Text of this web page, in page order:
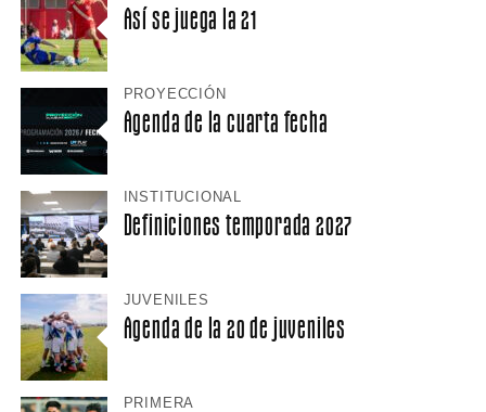
Así se juega la 21
PROYECCIÓN
Agenda de la cuarta fecha
INSTITUCIONAL
Definiciones temporada 2027
JUVENILES
Agenda de la 20 de juveniles
PRIMERA